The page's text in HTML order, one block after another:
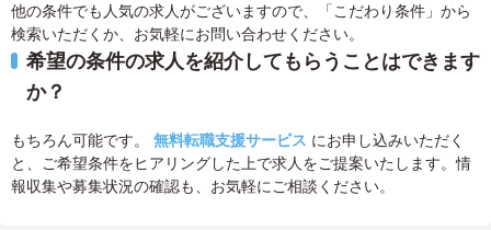
他の条件でも人気の求人がございますので、「こだわり条件」から
検索いただくか、お気軽にお問い合わせください。
希望の条件の求人を紹介してもらうことはできます
か？
もちろん可能です。 無料転職支援サービス にお申し込みいただく
と、ご希望条件をヒアリングした上で求人をご提案いたします。情
報収集や募集状況の確認も、お気軽にご相談ください。